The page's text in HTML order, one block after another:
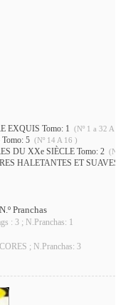
EXQUIS Tomo: 1 (Nº 1 a 32 A
5 (Nº 14 A 16 )
DU XXe SIÈCLE Tomo: 2 (Nº
HALETANTES ET SUAVES
Pranchas
: 3 ; N.Pranchas: 1
; N.Pranchas: 3